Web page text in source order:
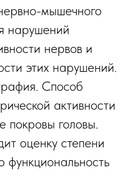
мышечного
нарушений
нервов и
этих нарушений.
Способ
активности
покровы головы.
оценку степени
функциональность